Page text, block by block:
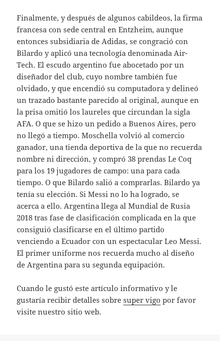
Finalmente, y después de algunos cabildeos, la firma
francesa con sede central en Entzheim, aunque
entonces subsidiaria de Adidas, se congració con
Bilardo y aplicó una tecnología denominada Air-
Tech. El escudo argentino fue abocetado por un
diseñador del club, cuyo nombre también fue
olvidado, y que encendió su computadora y delineó
un trazado bastante parecido al original, aunque en
la prisa omitió los laureles que circundan la sigla
AFA. O que se hizo un pedido a Buenos Aires, pero
no llegó a tiempo. Moschella volvió al comercio
ganador, una tienda deportiva de la que no recuerda
nombre ni dirección, y compró 38 prendas Le Coq
para los 19 jugadores de campo: una para cada
tiempo. O que Bilardo salió a comprarlas. Bilardo ya
tenía su elección. Si Messi no lo ha logrado, se
acerca a ello. Argentina llega al Mundial de Rusia
2018 tras fase de clasificación complicada en la que
consiguió clasificarse en el último partido
venciendo a Ecuador con un espectacular Leo Messi.
El primer uniforme nos recuerda mucho al diseño
de Argentina para su segunda equipación.
Cuando le gustó este artículo informativo y le
gustaría recibir detalles sobresuper vigo por favor
visite nuestro sitio web.